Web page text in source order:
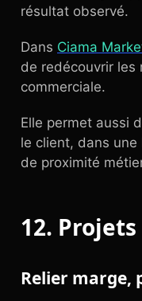
résultat observé.
Dans Ciama
de redécouvrir les
commerciale.
Elle permet aussi
le client, dans
de proximité
12.
Relier marge,